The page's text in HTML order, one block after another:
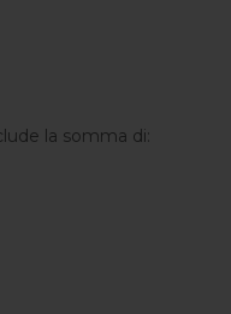
la somma di: